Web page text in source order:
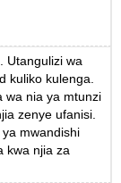
Utangulizi wa
kuliko kulenga.
wa nia ya mtunzi
zenye ufanisi.
mwandishi
kwa njia za